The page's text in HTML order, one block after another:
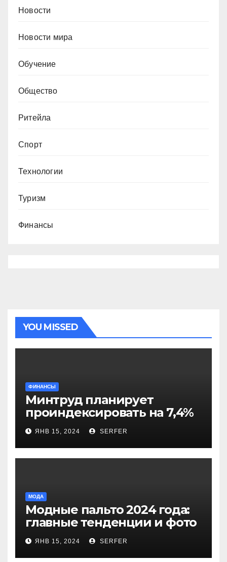
Новости
Новости мира
Обучение
Общество
Ритейла
Спорт
Технологии
Туризм
Финансы
YOU MISSED
ФИНАНСЫ
Минтруд планирует
проиндексировать на 7,4%
более 40 выплат и
компенсаций
ЯНВ 15, 2024 SERFER
МОДА
Модные пальто 2024 года:
главные тенденции и фото
новинок
ЯНВ 15, 2024 SERFER